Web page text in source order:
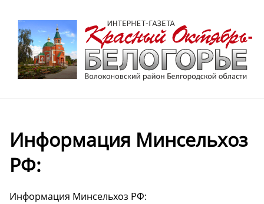
Информация Минсельхоз
РФ:
Информация Минсельхоз РФ: